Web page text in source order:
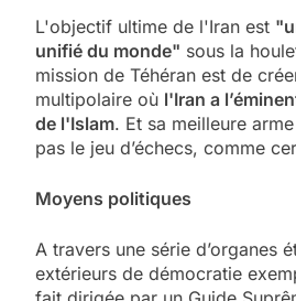
L'objectif ultime de l'Iran est
unifié du monde" sous la
mission de Téhéran est de
multipolaire où l'Iran a
de l'Islam. Et sa meilleure
pas le jeu d’échecs, comme
Moyens politiques
A travers une série d’organes
extérieurs de démocratie